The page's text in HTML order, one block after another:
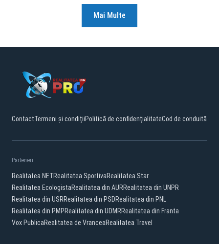
Mai Multe
ContactTermeni și condițiiPolitică de confidențialitateCod de conduită
Parteneri:
Realitatea.NETRealitatea SportivaRealitatea Star
Realitatea EcologistaRealitatea din AURRealitatea din UNPR
Realitatea din USRRealitatea din PSDRealitatea din PNL
Realitatea din PMPRealitatea din UDMRRealitatea din Franta
Vox PublicaRealitatea de VranceaRealitatea Travel